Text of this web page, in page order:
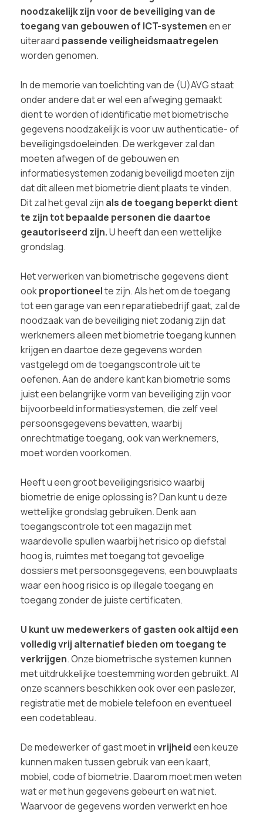
noodzakelijk zijn voor de beveiliging van de
toegang van gebouwen of ICT-systemenen er
uiteraard passende veiligheidsmaatregelen
worden genomen.
In de memorie van toelichting van de (U)AVG staat
onder andere dat er wel een afweging gemaakt
dient te worden of identificatie met biometrische
gegevens noodzakelijk is voor uw authenticatie- of
beveiligingsdoeleinden. De werkgever zal dan
moeten afwegen of de gebouwen en
informatiesystemen zodanig beveiligd moeten zijn
dat dit alleen met biometrie dient plaats te vinden.
Dit zal het geval zijn als de toegang beperkt dient
te zijn tot bepaalde personen die daartoe
geautoriseerd zijn.U heeft dan een wettelijke
grondslag.
Het verwerken van biometrische gegevens dient
ookproportioneelte zijn. Als het om de toegang
tot een garage van een reparatiebedrijf gaat, zal de
noodzaak van de beveiliging niet zodanig zijn dat
werknemers alleen met biometrie toegang kunnen
krijgen en daartoe deze gegevens worden
vastgelegd om de toegangscontrole uit te
oefenen. Aan de andere kant kan biometrie soms
juist een belangrijke vorm van beveiliging zijn voor
bijvoorbeeld informatiesystemen, die zelf veel
persoonsgegevens bevatten, waarbij
onrechtmatige toegang, ook van werknemers,
moet worden voorkomen.
Heeft u een groot beveiligingsrisico waarbij
biometrie de enige oplossing is? Dan kunt u deze
wettelijke grondslag gebruiken. Denk aan
toegangscontrole tot een magazijn met
waardevolle spullen waarbij het risico op diefstal
hoog is, ruimtes met toegang tot gevoelige
dossiers met persoonsgegevens, een bouwplaats
waar een hoog risico is op illegale toegang en
toegang zonder de juiste certificaten.
U kunt uw medewerkers of gasten ook altijd een
volledig vrij alternatief bieden om toegang te
verkrijgen. Onze biometrische systemen kunnen
met uitdrukkelijke toestemming worden gebruikt. Al
onze scanners beschikken ook over een paslezer,
registratie met de mobiele telefoon en eventueel
een codetableau.
De medewerker of gast moet invrijheideen keuze
kunnen maken tussen gebruik van een kaart,
mobiel, code of biometrie. Daarom moet men weten
wat er met hun gegevens gebeurt en wat niet.
Waarvoor de gegevens worden verwerkt en hoe